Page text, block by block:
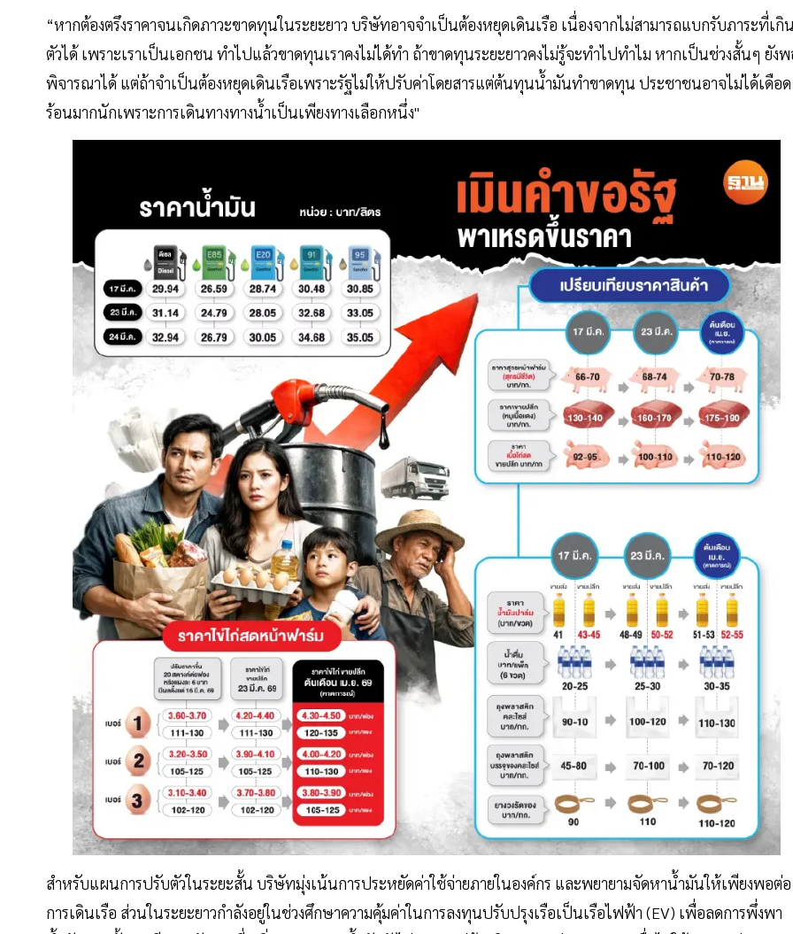
“หากต้องตรึงราคาจนเกิดภาวะขาดทุนในระยะยาว บริษัทอาจจำเป็นต้องหยุดเดินเรือ เนื่องจากไม่สามารถแบกรับภาระที่เกิ
ตัวได้ เพราะเราเป็นเอกชน ทำไปแล้วขาดทุนเราคงไม่ได้ทำ ถ้าขาดทุนระยะยาวคงไม่รู้จะทำไปทำไม หากเป็นช่วงสั้นๆ ยัง
พิจารณาได้ แต่ถ้าจำเป็นต้องหยุดเดินเรือเพราะรัฐไม่ให้ปรับค่าโดยสารแต่ต้นทุนน้ำมันทำขาดทุน ประชาชนอาจไม่ได้เดือด
ร้อนมากนักเพราะการเดินทางทางน้ำเป็นเพียงทางเลือกหนึ่ง"
สำหรับแผนการปรับตัวในระยะสั้น บริษัทมุ่งเน้นการประหยัดค่าใช้จ่ายภายในองค์กร และพยายามจัดหาน้ำมันให้เพียงพอต่อ
การเดินเรือ ส่วนในระยะยาวกำลังอยู่ในช่วงศึกษาความคุ้มค่าในการลงทุนปรับปรุงเรือเป็นเรือไฟฟ้า (EV) เพื่อลดการพึ่งพา